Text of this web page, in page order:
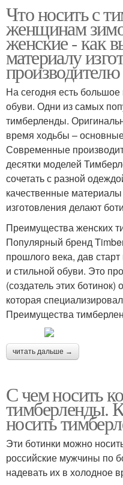
Что носить с
женщинам
женские - как
материалу
На сегодня есть
обуви. Одни из самых
тимберленды.
время ходьбы –
Современные
десятки моделей
сочетать с разной
качественные
изготовления делают
Преимущества женских
Популярный бренд
прошлого века, дав
и стильной обуви. Это
(создатель этих
которая
Преимущества
читать дальше →
С чем носить
тимберленды.
носить
Эти ботинки можно
российские мужчины по
надевать их в холодное